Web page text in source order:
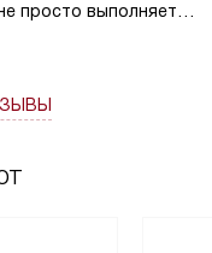
просто выполняет
и
с ними без
техника изменила мое